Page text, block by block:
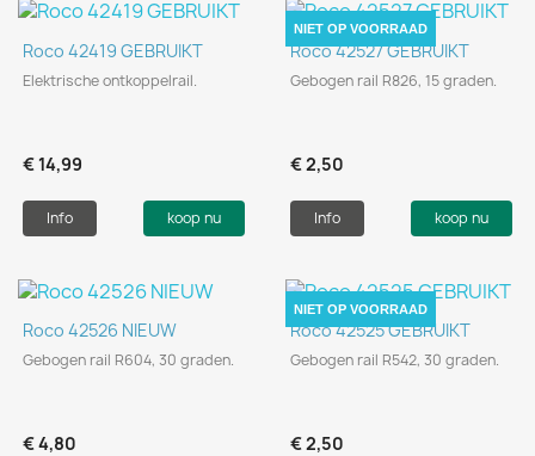
Roco 42419 GEBRUIKT
Elektrische ontkoppelrail.
€ 14,99
Info koop nu
Roco 42527 GEBRUIKT
Gebogen rail R826, 15 graden.
€ 2,50
Info koop nu
NIET OP VOORRAAD
Roco 42526 NIEUW
Gebogen rail R604, 30 graden.
€ 4,80
Roco 42525 GEBRUIKT
Gebogen rail R542, 30 graden.
€ 2,50
NIET OP VOORRAAD